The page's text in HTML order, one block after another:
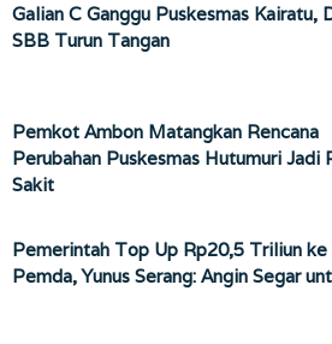
Galian C Ganggu Puskesmas Kairatu,
SBB Turun Tangan
Pemkot Ambon Matangkan Rencana
Perubahan Puskesmas Hutumuri Jadi
Sakit
Pemerintah Top Up Rp20,5 Triliun ke
Pemda, Yunus Serang: Angin Segar